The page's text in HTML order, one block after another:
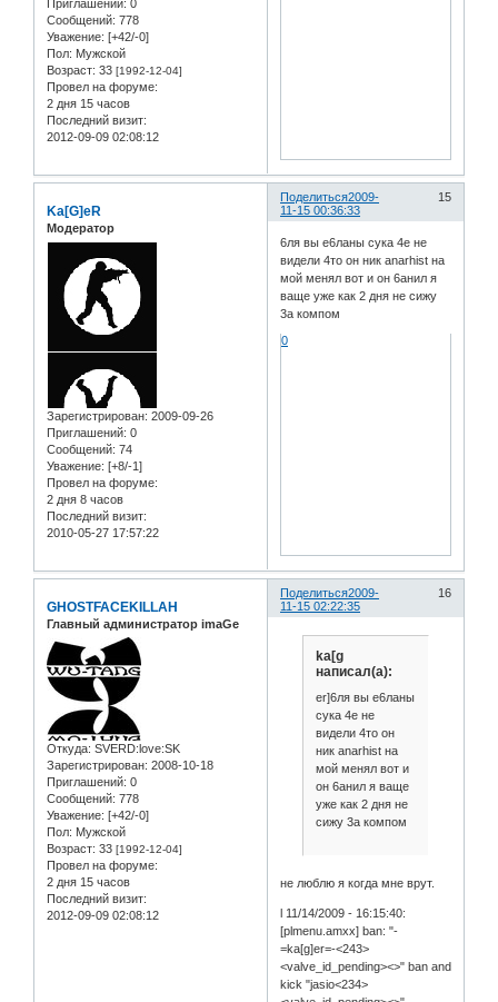
Приглашений: 0
Сообщений: 778
Уважение: [+42/-0]
Пол: Мужской
Возраст: 33 [1992-12-04]
Провел на форуме:
2 дня 15 часов
Последний визит:
2012-09-09 02:08:12
Поделиться 15
2009-
11-15 00:36:33
Ka[G]eR
Модератор
Зарегистрирован: 2009-09-26
Приглашений: 0
Сообщений: 74
Уважение: [+8/-1]
Провел на форуме:
2 дня 8 часов
Последний визит:
2010-05-27 17:57:22
6ля вы е6ланы сука 4е не
видели 4то он ник anarhist на
мой менял вот и он 6анил я
ваще уже как 2 дня не сижу
3а компом
0
Поделиться 16
2009-
11-15 02:22:35
GHOSTFACEKILLAH
Главный администратор imaGe
Откуда: SVERD:love:SK
Зарегистрирован: 2008-10-18
Приглашений: 0
Сообщений: 778
Уважение: [+42/-0]
Пол: Мужской
Возраст: 33 [1992-12-04]
Провел на форуме:
2 дня 15 часов
Последний визит:
2012-09-09 02:08:12
ka[g
написал(а):
er]6ля вы е6ланы
сука 4е не
видели 4то он
ник anarhist на
мой менял вот и
он 6анил я ваще
уже как 2 дня не
сижу 3а компом
не люблю я когда мне врут.
l 11/14/2009 - 16:15:40:
[plmenu.amxx] ban: "-
=ka[g]er=-<243>
<valve_id_pending><>" ban and
kick "jasio<234>